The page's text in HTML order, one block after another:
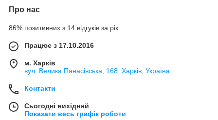
Про нас
86% позитивних з 14 відгуків за рік
Працює з 17.10.2016
м. Харків
вул. Велика Панасівська, 168, Харків, Україна
Контакти
Сьогодні вихідний
Показати весь графік роботи